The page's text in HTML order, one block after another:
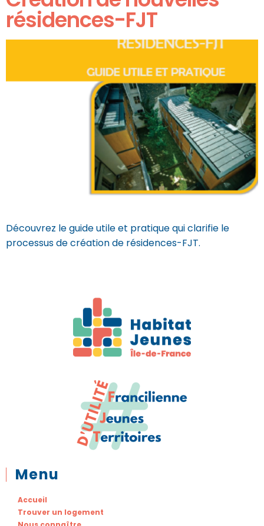
résidences-FJT
Découvrez le guide utile et pratique qui clarifie le
processus de création de résidences-FJT.
Menu
Accueil
Trouver un logement